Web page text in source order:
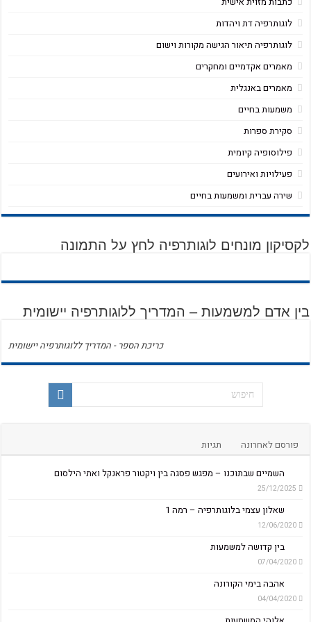
לוגותרפיה דת ויהדות
לוגותרפיה תיאור הגישה מקורות וישום
מאמרים אקדמיים ומחקרים
מאמרים באנגלית
משמעות בחיים
סקירת ספרות
פילוסופיה קיומית
פעילויות ואירועים
שירה עברית ומשמעות בחיים
לקסיקון מונחים לוגותרפיה לחץ על התמונה
בין אדם למשמעות – המדריך ללוגותרפיה יישומית
כריכת הספר - המדריך ללוגותרפיה יישומית
פורסם לאחרונה תגיות
השמיים שבתוכנו – מפגש פסגה בין ויקטור פראנקל ואתי הילסום
25/12/2025
שאלון עצמי בלוגותרפיה – רמה 1
12/06/2020
בין קדושה למשמעות
07/04/2020
אהבה בימי הקורונה
04/04/2020